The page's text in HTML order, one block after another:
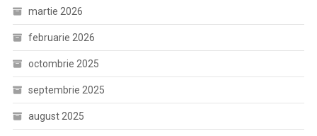
martie 2026
februarie 2026
octombrie 2025
septembrie 2025
august 2025